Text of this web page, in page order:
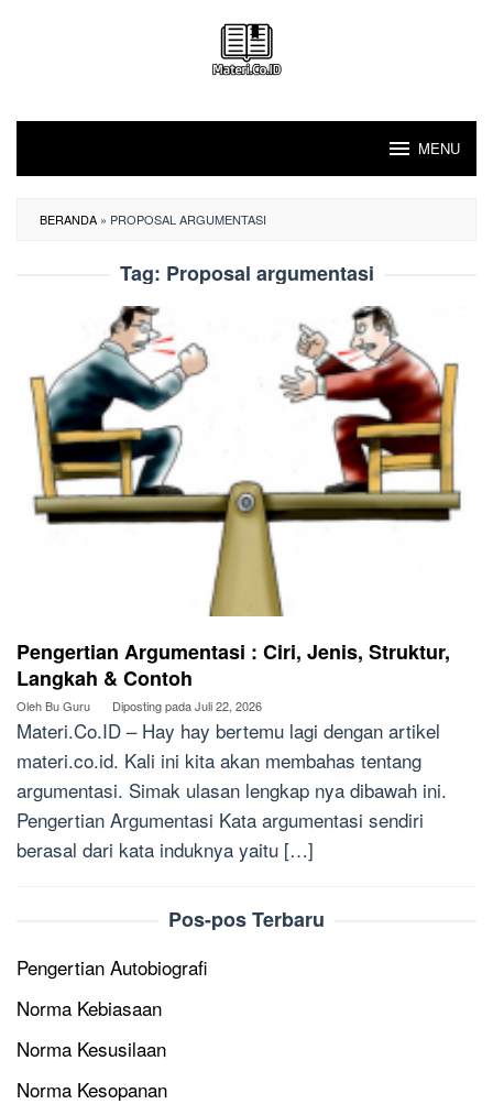
MENU
BERANDA » PROPOSAL ARGUMENTASI
Tag: Proposal argumentasi
Pengertian Argumentasi : Ciri, Jenis, Struktur,
Langkah & Contoh
Oleh Bu Guru Diposting padaJuli 22, 2026
Materi.Co.ID – Hay hay bertemu lagi dengan artikel
materi.co.id. Kali ini kita akan membahas tentang
argumentasi. Simak ulasan lengkap nya dibawah ini.
Pengertian Argumentasi Kata argumentasi sendiri
berasal dari kata induknya yaitu […]
Pos-pos Terbaru
Pengertian Autobiografi
Norma Kebiasaan
Norma Kesusilaan
Norma Kesopanan